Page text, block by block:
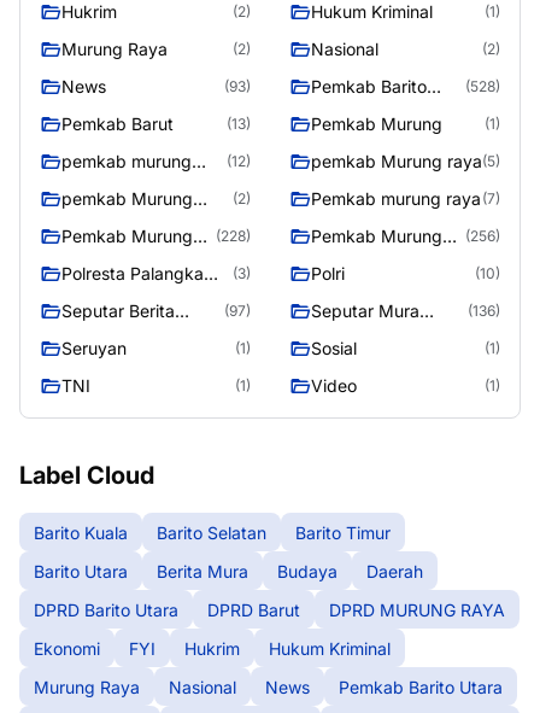
Hukrim (2) Hukum Kriminal (1)
Murung Raya (2) Nasional (2)
News (93)
Pemkab Barito
(528)
Pemkab Barut (13) Pemkab Murung (1)
pemkab murung
(12) pemkab Murung raya(5)
pemkab Murung
(2) Pemkab murung raya (7)
Pemkab Murung
(228)
Pemkab Murung
(256)
Polresta Palangka
(3) Polri (10)
Seputar Berita
(97)
Seputar Mura
(136)
Seruyan (1) Sosial (1)
TNI (1) Video (1)
Label Cloud
Barito Kuala Barito Selatan
Barito Timur
Barito Utara
Berita Mura Budaya
Daerah
DPRD Barito Utara
DPRD Barut
DPRD MURUNG RAYA
Ekonomi
FYI Hukrim
Hukum Kriminal
Murung Raya
Nasional News
Pemkab Barito Utara